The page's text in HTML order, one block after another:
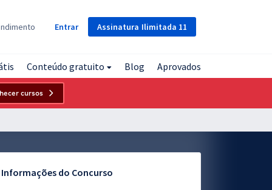
Assinatura Ilimitada 11
Entrar
Conteúdo gratuito Blog Aprovados
cursos
Informações do Concurso